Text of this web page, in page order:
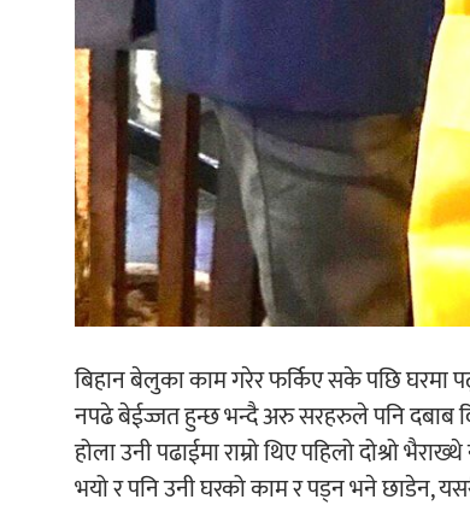
बिहान बेलुका काम गरेर फर्किए सके पछि घरमा
नपढे बेईज्जत हुन्छ भन्दै अरु सरहरुले पनि दबाब
होला उनी पढाईमा राम्रो थिए पहिलो दोश्रो
भयो र पनि उनी घरको काम र पड्न भने छाडेन,